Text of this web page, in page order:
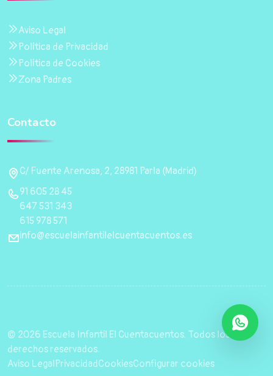
Aviso Legal
Política de Privacidad
Política de Cookies
Zona Padres
Contacto
C/ Fuente Arenosa, 2, 28981 Parla (Madrid)
91 605 28 45
647 531 343
615 978 571
info@escuelainfantilelcuentacuentos.es
© 2026 Escuela Infantil El Cuentacuentos. Todos los
derechos reservados.
Aviso LegalPrivacidadCookiesConfigurar cookies